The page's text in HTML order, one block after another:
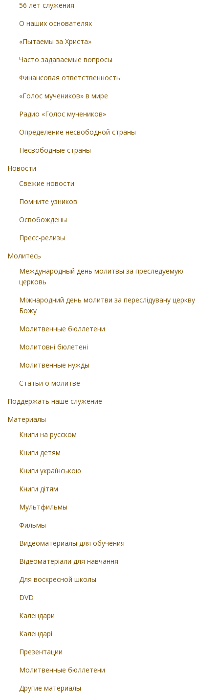
56 лет служения
О наших основателях
«Пытаемы за Христа»
Часто задаваемые вопросы
Финансовая ответственность
«Голос мучеников» в мире
Радио «Голос мучеников»
Определение несвободной страны
Несвободные страны
Новости
Свежие новости
Помните узников
Освобождены
Пресс-релизы
Молитесь
Международный день молитвы за преследуемую
церковь
Міжнародний день молитви за переслідувану церкву
Божу
Молитвенные бюллетени
Молитовні бюлетені
Молитвенные нужды
Статьи о молитве
Поддержать наше служение
Материалы
Книги на русском
Книги детям
Книги українською
Книги дітям
Мультфильмы
Фильмы
Видеоматериалы для обучения
Відеоматеріали для навчання
Для воскресной школы
DVD
Календари
Календарі
Презентации
Молитвенные бюллетени
Другие материалы